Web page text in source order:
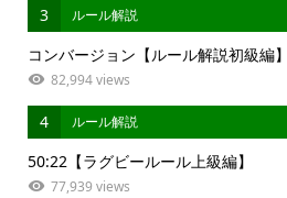
3 ルール解説
コンバージョン【ルール解説初級編】
82,994 views
4 ルール解説
50:22【ラグビールール上級編】
77,939 views